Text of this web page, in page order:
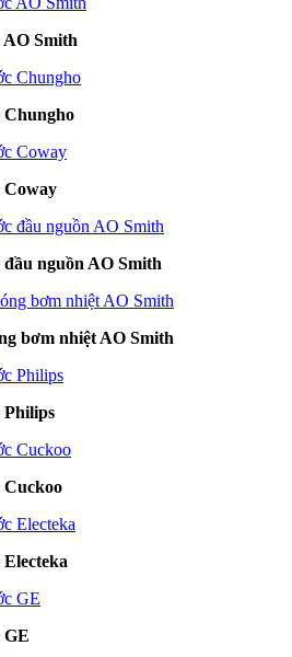
Smith
Chungho
Coway
nguồn AO Smith
bơm nhiệt AO Smith
Philips
Cuckoo
GE